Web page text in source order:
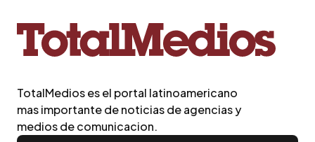
TotalMedios es el portal latinoamericano
mas importante de noticias de agencias y
medios de comunicacion.